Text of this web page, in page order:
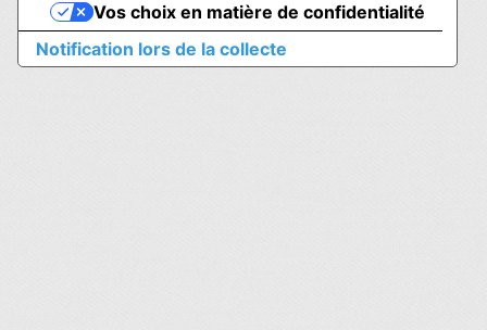
Notification lors de la collecte
Vos choix en matière de confidentialité